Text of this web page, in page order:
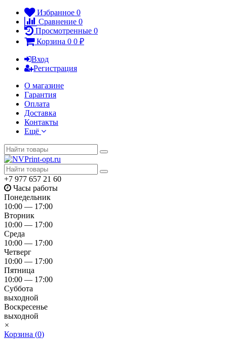
Избранное 0
Сравнение 0
Просмотренные 0
Корзина 0 0 ₽
Вход
Регистрация
О магазине
Гарантия
Оплата
Доставка
Контакты
Ещё
+7 977 657 21 60
Часы работы
Понедельник
10:00 — 17:00
Вторник
10:00 — 17:00
Среда
10:00 — 17:00
Четверг
10:00 — 17:00
Пятница
10:00 — 17:00
Суббота
выходной
Воскресенье
выходной
×
Корзина (0)